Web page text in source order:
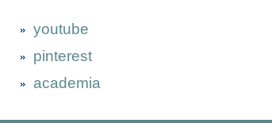
youtube
pinterest
academia